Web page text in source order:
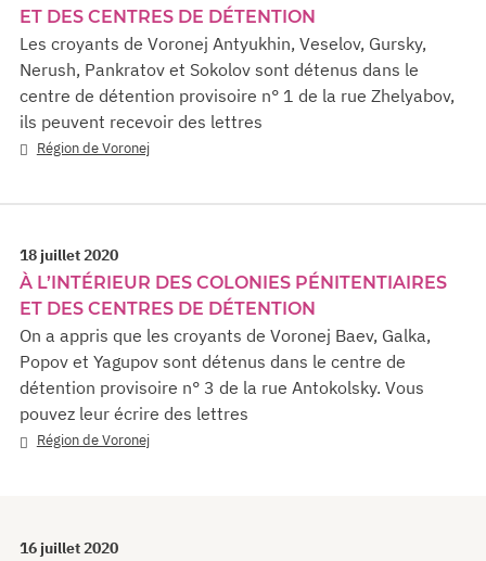
ET DES CENTRES DE DÉTENTION
Les croyants de Voronej Antyukhin, Veselov, Gursky,
Nerush, Pankratov et Sokolov sont détenus dans le
centre de détention provisoire n° 1 de la rue Zhelyabov,
ils peuvent recevoir des lettres
Région de Voronej
18 juillet 2020
À L’INTÉRIEUR DES COLONIES PÉNITENTIAIRES
ET DES CENTRES DE DÉTENTION
On a appris que les croyants de Voronej Baev, Galka,
Popov et Yagupov sont détenus dans le centre de
détention provisoire n° 3 de la rue Antokolsky. Vous
pouvez leur écrire des lettres
Région de Voronej
16 juillet 2020